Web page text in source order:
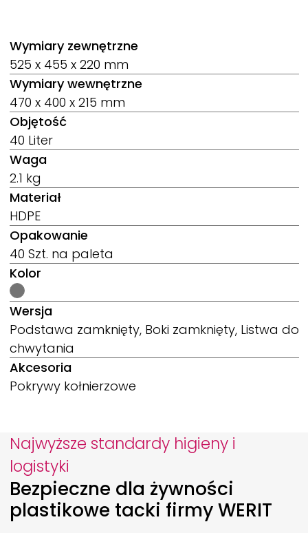
Wymiary zewnętrzne
525 x 455 x 220 mm
Wymiary wewnętrzne
470 x 400 x 215 mm
Objętość
40 Liter
Waga
2.1 kg
Materiał
HDPE
Opakowanie
40 Szt. na paleta
Kolor
Wersja
Podstawa zamknięty, Boki zamknięty, Listwa do
chwytania
Akcesoria
Pokrywy kołnierzowe
Najwyższe standardy higieny i
logistyki
Bezpieczne dla żywności
plastikowe tacki firmyWERIT